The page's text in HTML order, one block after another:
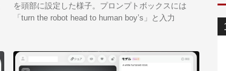
を頭部に設定した様子。プロンプトボックスには
「turn the robot head to human boy’s」と入力